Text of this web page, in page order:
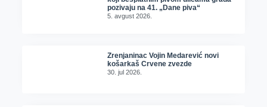
pozivaju na 41. „Dane piva“
5. avgust 2026.
Zrenjaninac Vojin Medarević novi
košarkaš Crvene zvezde
30. jul 2026.